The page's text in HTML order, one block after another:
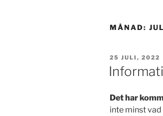
MÅNAD:
PUBLICERAT
25 JULI, 2022
Det har
inte minst